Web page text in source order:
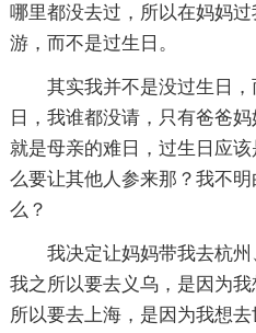
哪里都没去过，所以在妈妈
游，而不是过生日。
其实我并不是没过生日
日，我谁都没请，只有爸爸
就是母亲的难日，过生日应
么要让其他人参来那？我不
么？
我决定让妈妈带我去杭州
我之所以要去义乌，是因为
所以要去上海，是因为我想